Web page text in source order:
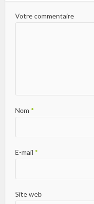
Votre commentaire
Nom *
E-mail *
Site web